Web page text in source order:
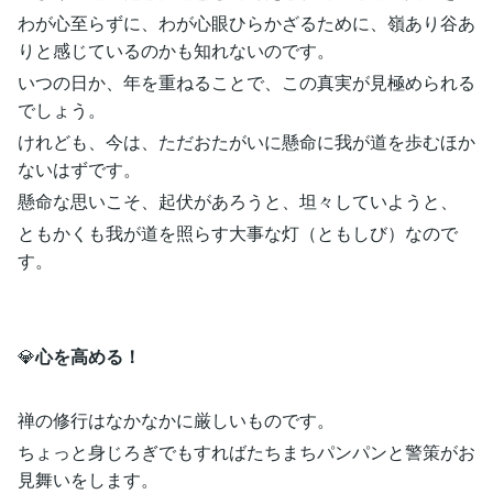
わが心至らずに、わが心眼ひらかざるために、嶺あり谷あ
りと感じているのかも知れないのです。
いつの日か、年を重ねることで、この真実が見極められる
でしょう。
けれども、今は、ただおたがいに懸命に我が道を歩むほか
ないはずです。
懸命な思いこそ、起伏があろうと、坦々していようと、
ともかくも我が道を照らす大事な灯（ともしび）なので
す。
💎心を高める！
禅の修行はなかなかに厳しいものです。
ちょっと身じろぎでもすればたちまちパンパンと警策がお
見舞いをします。